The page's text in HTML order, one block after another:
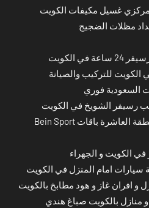
غسيل مكيفات الكويت
مظلات الضجيج
الكويت
الكويت للتركيب والصيانة
السعودية فوري
رسيفر الشويخ في الكويت
اشتراك بي ان سبورت المنطقة العاشرة باقات Bein Sport
في الكويت و الجهراء
سيارات امام المنزل في الكويت
و افران غاز و هود مطابخ بالكويت
منازل بالكويت صباغ هندي